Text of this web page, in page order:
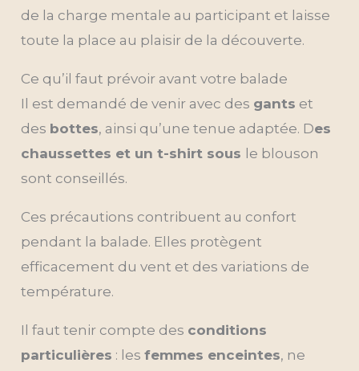
de la charge mentale au participant et laisse
toute la place au plaisir de la découverte.
Ce qu’il faut prévoir avant votre balade
Il est demandé de venir avec des gants et
des bottes, ainsi qu’une tenue adaptée. Des
chaussettes et un t-shirt sous le blouson
sont conseillés.
Ces précautions contribuent au confort
pendant la balade. Elles protègent
efficacement du vent et des variations de
température.
Il faut tenir compte des conditions
particulières : les femmes enceintes, ne